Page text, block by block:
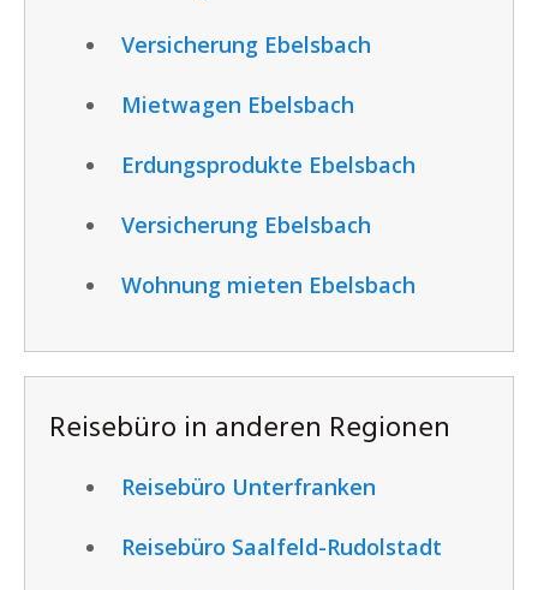
Versicherung Ebelsbach
Mietwagen Ebelsbach
Erdungsprodukte Ebelsbach
Versicherung Ebelsbach
Wohnung mieten Ebelsbach
Reisebüro in anderen Regionen
Reisebüro Unterfranken
Reisebüro Saalfeld-Rudolstadt